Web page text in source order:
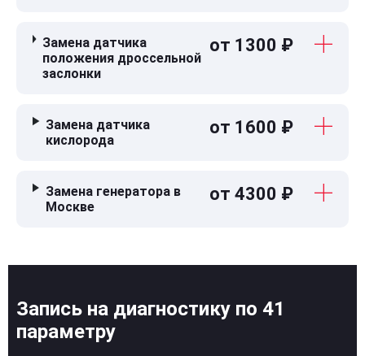
Замена датчика
положения дроссельной
заслонки
от 1300 ₽
Замена датчика
кислорода
от 1600 ₽
Замена генератора в
Москве
от 4300 ₽
Запись на диагностику по 41
параметру